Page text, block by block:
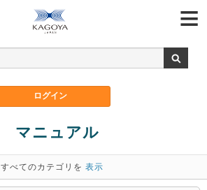
マニュアル
すべてのカテゴリを 表示